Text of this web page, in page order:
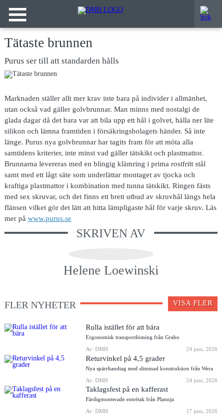
Tätaste brunnen
Purus ser till att standarden hålls
Marknaden ställer alltmer krav inte bara på individer i allmänhet,
utan också vad gäller golvbrunnar. Man minns med nostalgi de
glada dagar då det bara var att bila upp ett hål i golvet, hälla ner lite
silikon och lämna framtiden i försäkringsbolagets händer. Så inte
länge. Purus nya golvbrunnar har tagits fram för att möta alla
samtidens kriterier, inte minst vad gäller tätskikt och plastmattor.
Brunnarna levereras med en blingig klämring i prima rostfritt stål
samt med ett lågt säte som underlättar montaget av tjocka och
kraftiga plastmattor i kombination med tunna tätskikt. Ringen fästs
med sex skruvar, och det finns ett brett utbud av skruvhål längs hela
flänsen vilket gör det lätt att hitta lämpligaste hål för varje skruv. Läs
mer på www.purus.se
SKRIVEN AV
Helene Loewinski
FLER NYHETER VISA FLER
Rulla istället för att bära
Ergonomisk transportlösning från Grabo
Av: DMH
24 juni, 2026
Returvinkel på 4,5 grader
Nya spärrhandtag med slimmad konstruktion från Wera
Av: DMH
24 juni, 2026
Taklagsfest på en kafferast
Färdigmonterade entrétak från Plannja
Av: DMH
17 juni, 2026